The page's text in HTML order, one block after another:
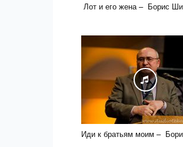
Лот и его жена – Борис
Иди к братьям моим –